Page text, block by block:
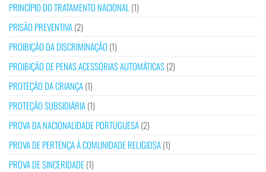
PRINCÍPIO DO TRATAMENTO NACIONAL (1)
PRISÃO PREVENTIVA(2)
PROIBIÇÃO DA DISCRIMINAÇÃO (1)
PROIBIÇÃO DE PENAS ACESSÓRIAS AUTOMÁTICAS(2)
PROTEÇÃO DA CRIANÇA(1)
PROTEÇÃO SUBSIDIÁRIA(1)
PROVA DA NACIONALIDADE PORTUGUESA(2)
PROVA DE PERTENÇA À COMUNIDADE RELIGIOSA(1)
PROVA DE SINCERIDADE(1)